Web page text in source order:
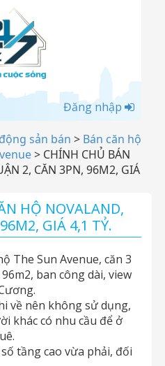
Đăng nhập
sản bán > Bán căn hộ
> CHÍNH CHỦ BÁN
2, CĂN 3PN, 96M2, GIÁ
HỘ NOVALAND,
GIÁ 4,1 TỶ.
The Sun Avenue, căn 3
ban công dài, view
về nên không sử dụng,
khác có nhu cầu để ở
tầng cao vừa phải, đối